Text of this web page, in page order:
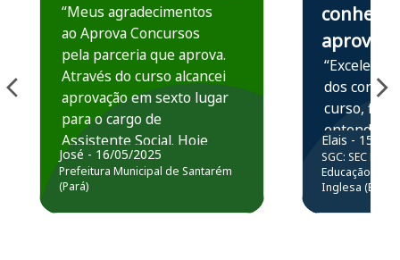
“Meus agradecimentos
ao Aprova Concursos
pela parceria que aprova.
Através do curso alcancei
aprovação em sexto lugar
para o cargo de
Assistente Social. Hoje
estou atuando na
Prefeitura de Santarém.
José - 16/05/2025
Prefeitura Municipal de Santarém
(Pará)
conhece,
aprova
“Excelente
dos
curso,
entender e
prática
resolução
questões.”
Elais - 15/07/
SGC: SEC BA
Educação
Inglesa (Edital